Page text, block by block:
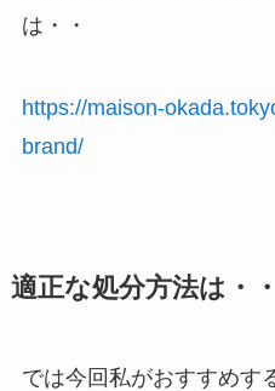
は・・
https://maison-
brand/
適正な処分方法は・
では今回私がおすすめす